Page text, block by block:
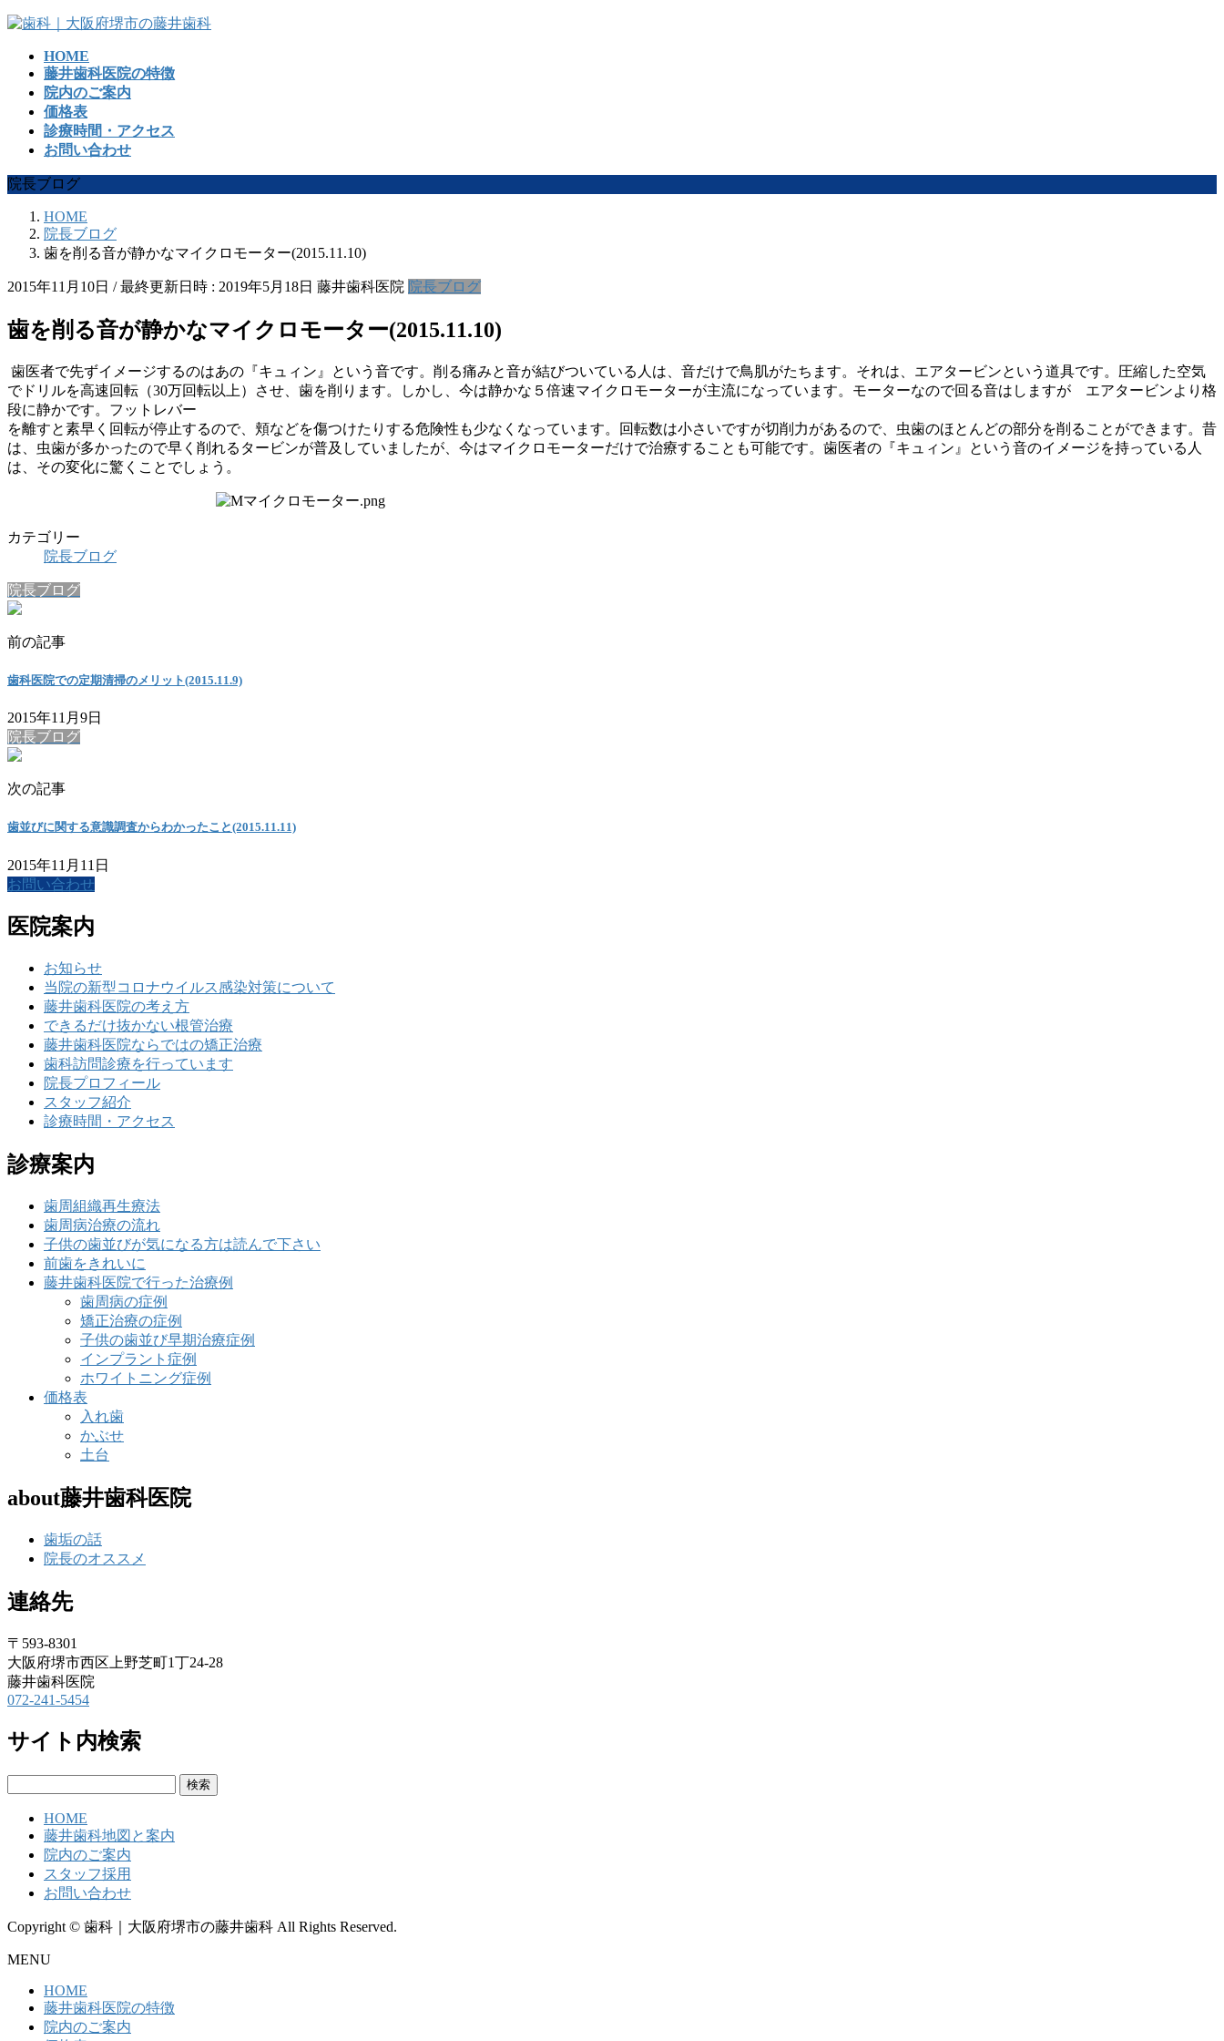
コ
ッ
プ
ナ
移
動
HOME
藤井歯科医院の特徴
院内のご案内
価格表
診療時間・アクセス
お問い合わせ
院長ブログ
HOME
院長ブログ
歯を削る音が静かなマイクロモーター(2015.11.10)
2015年11月10日 / 最終更新日時 : 2019年5月18日 藤井歯科医院 院長ブログ
歯を削る音が静かなマイクロモーター(2015.11.10)
歯医者で先ずイメージするのはあの『キュィン』という音です。削る痛みと音が結びついている人は、音だけで鳥肌がたちます。それは、エアタービンという道具です。圧縮した空気
でドリルを高速回転（30万回転以上）させ、歯を削ります。しかし、今は静かな５倍速マイクロモーターが主流になっています。モーターなので回る音はしますが エアタービンより格
段に静かです。フットレバー
を離すと素早く回転が停止するので、頬などを傷つけたりする危険性も少なくなっています。回転数は小さいですが切削力があるので、虫歯のほとんどの部分を削ることができます。昔
は、虫歯が多かったので早く削れるタービンが普及していましたが、今はマイクロモーターだけで治療することも可能です。歯医者の『キュィン』という音のイメージを持っている人
は、その変化に驚くことでしょう。
カテゴリー
院長ブログ
院長ブログ
前の記事
歯科医院での定期清掃のメリット(2015.11.9)
2015年11月9日
院長ブログ
次の記事
歯並びに関する意識調査からわかったこと(2015.11.11)
2015年11月11日
お問い合わせ
医院案内
お知らせ
当院の新型コロナウイルス感染対策について
藤井歯科医院の考え方
できるだけ抜かない根管治療
藤井歯科医院ならではの矯正治療
歯科訪問診療を行っています
院長プロフィール
スタッフ紹介
診療時間・アクセス
診療案内
歯周組織再生療法
歯周病治療の流れ
子供の歯並びが気になる方は読んで下さい
前歯をきれいに
藤井歯科医院で行った治療例
歯周病の症例
矯正治療の症例
子供の歯並び早期治療症例
インプラント症例
ホワイトニング症例
価格表
入れ歯
かぶせ
土台
about藤井歯科医院
歯垢の話
院長のオススメ
連絡先
〒593-8301
大阪府堺市西区上野芝町1丁24-28
藤井歯科医院
072-241-5454
サイト内検索
HOME
藤井歯科地図と案内
院内のご案内
スタッフ採用
お問い合わせ
Copyright © 歯科｜大阪府堺市の藤井歯科 All Rights Reserved.
MENU
HOME
藤井歯科医院の特徴
院内のご案内